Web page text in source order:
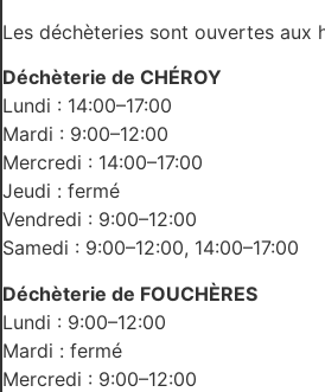
Les déchèteries sont ouvertes aux
Déchèterie de CHÉROY
Lundi : 14:00–17:00
Mardi : 9:00–12:00
Mercredi : 14:00–17:00
Jeudi : fermé
Vendredi : 9:00–12:00
Samedi : 9:00–12:00, 14:00–17:00
Déchèterie de FOUCHÈRES
Lundi : 9:00–12:00
Mardi : fermé
Mercredi : 9:00–12:00